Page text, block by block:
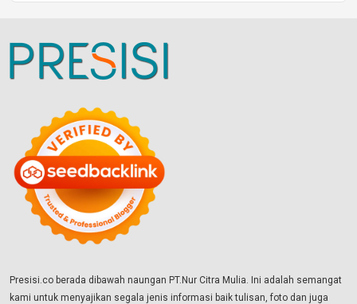
Presisi.co berada dibawah naungan PT.Nur Citra Mulia. Ini adalah semangat
kami untuk menyajikan segala jenis informasi baik tulisan, foto dan juga